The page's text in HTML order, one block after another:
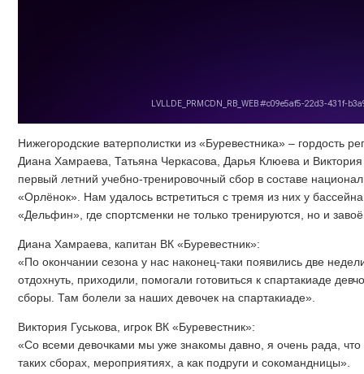
Нижегородские ватерполистки из «Буревестника» – гордость
Диана Хамраева, Татьяна Черкасова, Дарья Клюева и
первый летний учебно-тренировочный сбор в составе
«Орлёнок». Нам удалось встретиться с тремя из них у
«Дельфин», где спортсменки не только тренируются, но и
Диана Хамраева, капитан ВК «Буревестник»:
«По окончании сезона у нас наконец-таки появились две
отдохнуть, приходили, помогали готовиться к спартакиаде
сборы. Там болели за наших девочек на спартакиаде».
Виктория Гуськова, игрок ВК «Буревестник»:
«Со всеми девочками мы уже знакомы давно, я очень рада,
таких сборах, мероприятиях, а как подруги и сокомандницы».